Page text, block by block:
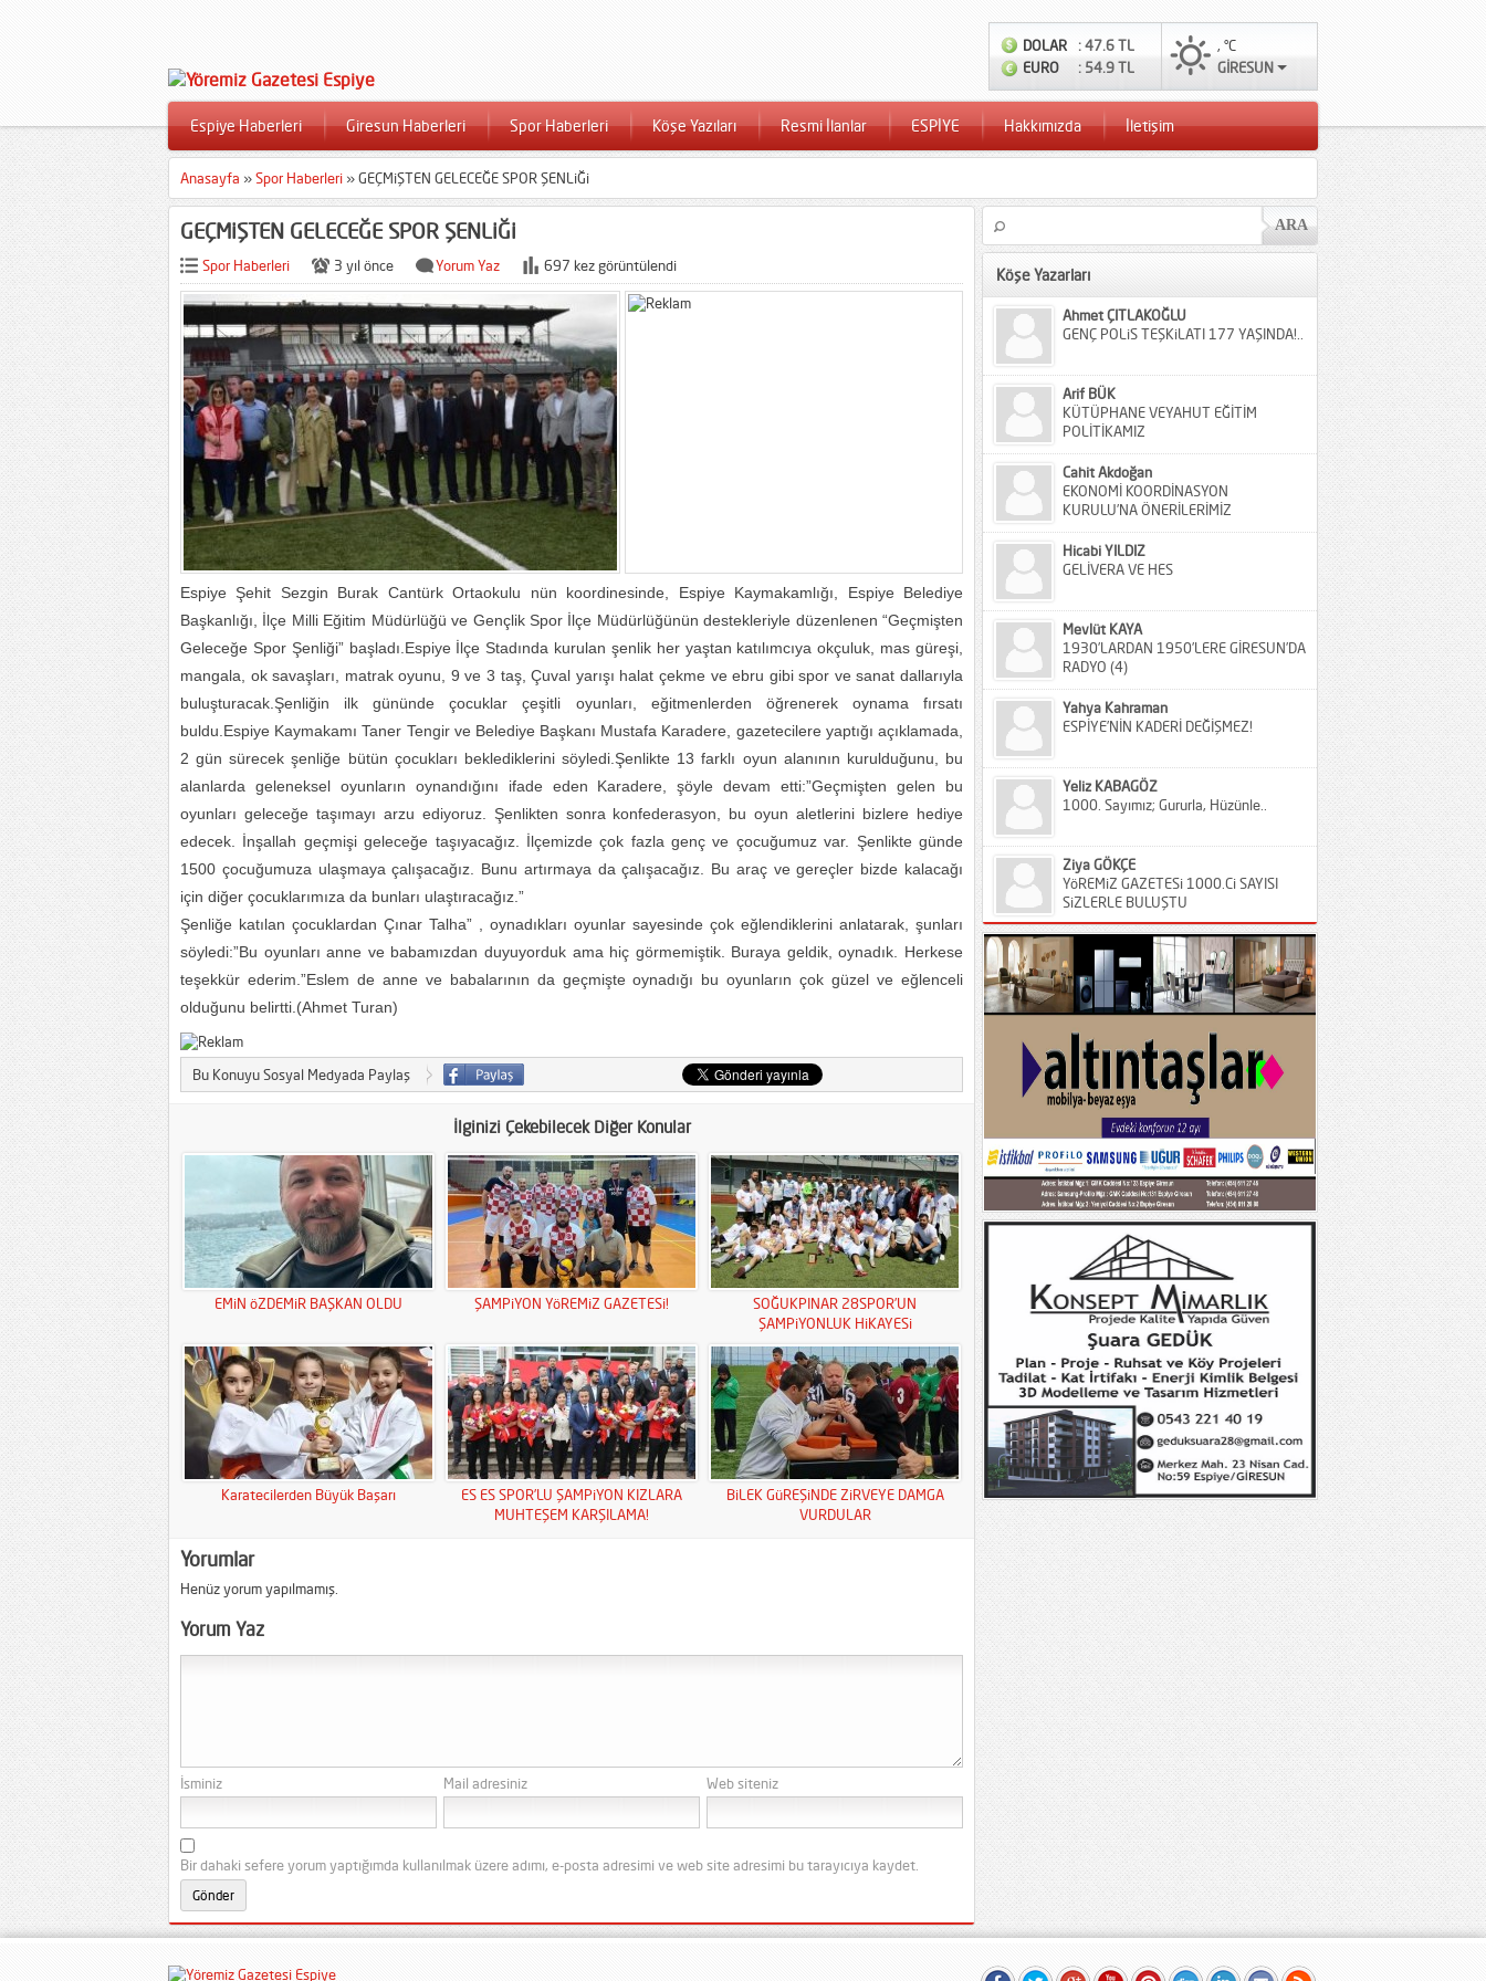
DOLAR
: 47.6 TL
EURO
: 54.9 TL
, °C
GİRESUN
Espiye Haberleri Giresun Haberleri Spor Haberleri Köşe Yazıları Resmi İlanlar ESPİYE Hakkımızda İletişim
Anasayfa »Spor Haberleri »GEÇMiŞTEN GELECEĞE SPOR ŞENLiĞi
GEÇMiŞTEN GELECEĞE SPOR ŞENLiĞi
Spor Haberleri 3 yıl önce Yorum Yaz 697 kez görüntülendi
Espiye Şehit Sezgin Burak Cantürk Ortaokulu nün koordinesinde, Espiye Kaymakamlığı, Espiye Belediye
Başkanlığı, İlçe Milli Eğitim Müdürlüğü ve Gençlik Spor İlçe Müdürlüğünün destekleriyle düzenlenen “Geçmişten
Geleceğe Spor Şenliği” başladı.Espiye İlçe Stadında kurulan şenlik her yaştan katılımcıya okçuluk, mas güreşi,
mangala, ok savaşları, matrak oyunu, 9 ve 3 taş, Çuval yarışı halat çekme ve ebru gibi spor ve sanat dallarıyla
buluşturacak.Şenliğin ilk gününde çocuklar çeşitli oyunları, eğitmenlerden öğrenerek oynama fırsatı
buldu.Espiye Kaymakamı Taner Tengir ve Belediye Başkanı Mustafa Karadere, gazetecilere yaptığı açıklamada,
2 gün sürecek şenliğe bütün çocukları beklediklerini söyledi.Şenlikte 13 farklı oyun alanının kurulduğunu, bu
alanlarda geleneksel oyunların oynandığını ifade eden Karadere, şöyle devam etti:”Geçmişten gelen bu
oyunları geleceğe taşımayı arzu ediyoruz. Şenlikten sonra konfederasyon, bu oyun aletlerini bizlere hediye
edecek. İnşallah geçmişi geleceğe taşıyacağız. İlçemizde çok fazla genç ve çocuğumuz var. Şenlikte günde
1500 çocuğumuza ulaşmaya çalışacağız. Bunu artırmaya da çalışacağız. Bu araç ve gereçler bizde kalacağı
için diğer çocuklarımıza da bunları ulaştıracağız.”
Şenliğe katılan çocuklardan Çınar Talha” , oynadıkları oyunlar sayesinde çok eğlendiklerini anlatarak, şunları
söyledi:”Bu oyunları anne ve babamızdan duyuyorduk ama hiç görmemiştik. Buraya geldik, oynadık. Herkese
teşekkür ederim.”Eslem de anne ve babalarının da geçmişte oynadığı bu oyunların çok güzel ve eğlenceli
olduğunu belirtti.(Ahmet Turan)
Bu Konuyu Sosyal Medyada Paylaş
İlginizi Çekebilecek Diğer Konular
EMiN öZDEMiR BAŞKAN OLDU ŞAMPiYON YöREMiZ GAZETESi!
SOĞUKPINAR 28SPOR’UN
ŞAMPiYONLUK HiKAYESi
Karatecilerden Büyük Başarı
ES ES SPOR’LU ŞAMPiYON KIZLARA
MUHTEŞEM KARŞILAMA!
BiLEK GüREŞiNDE ZiRVEYE DAMGA
VURDULAR
Yorumlar
Henüz yorum yapılmamış.
Yorum Yaz
İsminiz Mail adresiniz Web siteniz
Bir dahaki sefere yorum yaptığımda kullanılmak üzere adımı, e-posta adresimi ve web site adresimi bu tarayıcıya kaydet.
Köşe Yazarları
Ahmet ÇITLAKOĞLU
GENÇ POLiS TEŞKiLATI 177 YAŞINDA!..
Arif BÜK
KÜTÜPHANE VEYAHUT EĞİTİM
POLİTİKAMIZ
Cahit Akdoğan
EKONOMİ KOORDİNASYON
KURULU’NA ÖNERİLERİMİZ
Hicabi YILDIZ
GELİVERA VE HES
Mevlüt KAYA
1930’LARDAN 1950’LERE GİRESUN’DA
RADYO (4)
Yahya Kahraman
ESPİYE’NİN KADERİ DEĞİŞMEZ!
Yeliz KABAGÖZ
1000. Sayımız; Gururla, Hüzünle..
Ziya GÖKÇE
YöREMiZ GAZETESi 1000.Ci SAYISI
SiZLERLE BULUŞTU